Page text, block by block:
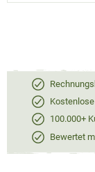
100.000+
Bewertet